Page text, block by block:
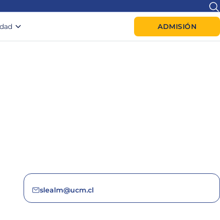
ADMISIÓN
slealm@ucm.cl